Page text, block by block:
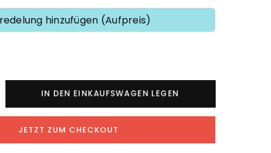
hinzufügen (Aufpreis)
IN DEN EINKAUFSWAGEN LEGEN
JETZT ZUM CHECKOUT